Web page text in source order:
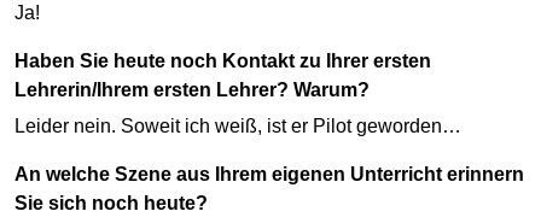
Ja!
Haben Sie heute noch Kontakt zu Ihrer ersten
Lehrerin/Ihrem ersten Lehrer? Warum?
Leider nein. Soweit ich weiß, ist er Pilot geworden…
An welche Szene aus Ihrem eigenen Unterricht erinnern
Sie sich noch heute?